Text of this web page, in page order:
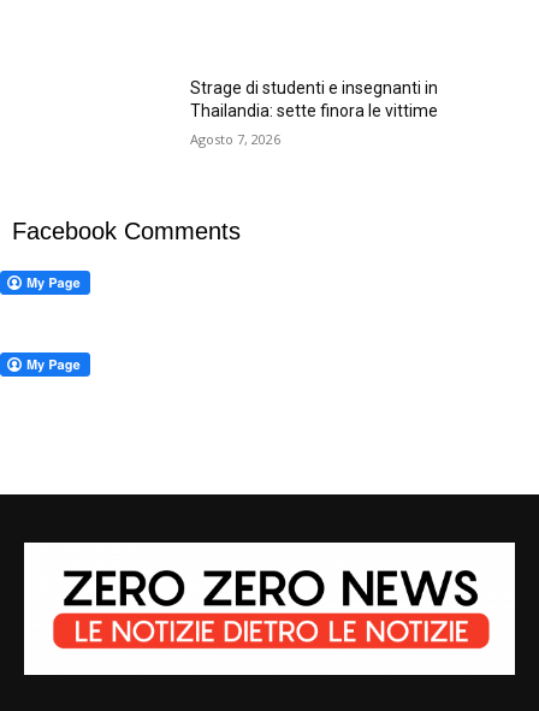
Strage di studenti e insegnanti in
Thailandia: sette finora le vittime
Agosto 7, 2026
Facebook Comments